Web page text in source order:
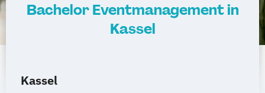
Bachelor Eventmanagement in
Kassel
Kassel